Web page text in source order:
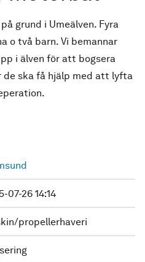
grund i Umeälven. Fyra
o två barn. Vi bemannar
i älven för att bogsera
de ska få hjälp med att lyfta
07-26 14:14
propellerhaveri